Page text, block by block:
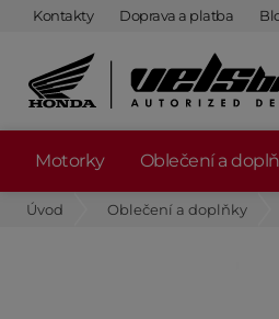
Kontakty Doprava a platba
Motorky Oblečení a
Úvod Oblečení a doplňky